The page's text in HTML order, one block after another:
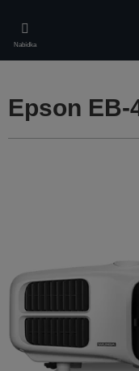
main
content
Nabídka
Epson EB-